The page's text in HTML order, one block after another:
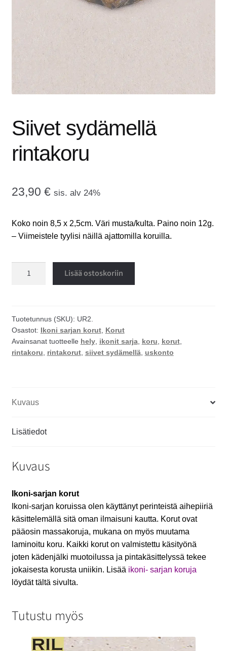
tason
valikko
OTA YHTEYTTÄ
GALLERIA
MAINOSMÖRKÖ
OSTOSKORI
Laajenna
Siivet sydämellä
rintakoru
23,90 € sis. alv 24%
Koko noin 8,5 x 2,5cm. Väri musta/kulta. Paino noin 12g.
– Viimeistele tyylisi näillä ajattomilla koruilla.
Lisää ostoskoriin
Tuotetunnus (SKU): UR2.
Osastot: Ikoni sarjan korut, Korut
Avainsanat tuotteelle hely, ikonit sarja, koru, korut,
rintakoru, rintakorut, siivet sydämellä, uskonto
Kuvaus
Lisätiedot
Kuvaus
Ikoni-sarjan korut
Ikoni-sarjan koruissa olen käyttänyt perinteistä aihepiiriä
käsittelemällä sitä oman ilmaisuni kautta. Korut ovat
pääosin massakoruja, mukana on myös muutama
laminoitu koru. Kaikki korut on valmistettu käsityönä
joten kädenjälki muotoilussa ja pintakäsittelyssä tekee
jokaisesta korusta uniikin. Lisää ikoni- sarjan koruja
löydät tältä sivulta.
Tutustu myös